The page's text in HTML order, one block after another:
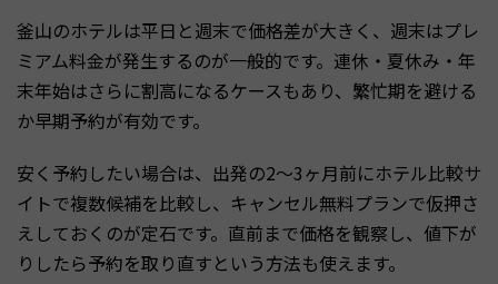
釜山のホテルは平日と週末で価格差が大きく、週末はプレ
ミアム料金が発生するのが一般的です。連休・夏休み・年
末年始はさらに割高になるケースもあり、繁忙期を避ける
か早期予約が有効です。
安く予約したい場合は、出発の2〜3ヶ月前にホテル比較サ
イトで複数候補を比較し、キャンセル無料プランで仮押さ
えしておくのが定石です。直前まで価格を観察し、値下が
りしたら予約を取り直すという方法も使えます。